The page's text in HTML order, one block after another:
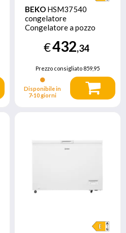
BEKO HSM37540
congelatore
Congelatore a pozzo
L E Bianco
€432,34
Prezzo consigliato 859,95
Disponibile in
7‑10 giorni